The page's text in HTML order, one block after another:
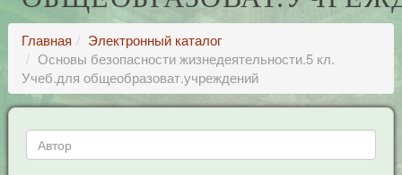
Главная
Электронный каталог
Основы безопасности жизнедеятельности.5 кл.
Учеб.для общеобразоват.учреждений